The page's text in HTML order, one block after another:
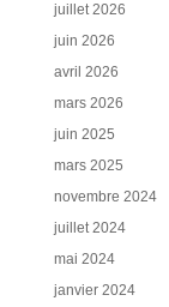
juillet 2026
juin 2026
avril 2026
mars 2026
juin 2025
mars 2025
novembre 2024
juillet 2024
mai 2024
janvier 2024